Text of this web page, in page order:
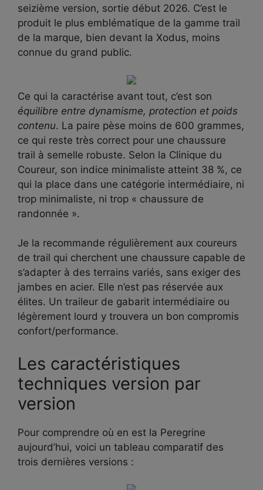
seizième version, sortie début 2026. C’est le
produit le plus emblématique de la gamme trail
de la marque, bien devant la Xodus, moins
connue du grand public.
Ce qui la caractérise avant tout, c’est son
équilibre entre dynamisme, protection et poids
contenu. La paire pèse moins de 600 grammes,
ce qui reste très correct pour une chaussure
trail à semelle robuste. Selon la Clinique du
Coureur, son indice minimaliste atteint 38 %, ce
qui la place dans une catégorie intermédiaire, ni
trop minimaliste, ni trop « chaussure de
randonnée ».
Je la recommande régulièrement aux coureurs
de trail qui cherchent une chaussure capable de
s’adapter à des terrains variés, sans exiger des
jambes en acier. Elle n’est pas réservée aux
élites. Un traileur de gabarit intermédiaire ou
légèrement lourd y trouvera un bon compromis
confort/performance.
Les caractéristiques
techniques version par
version
Pour comprendre où en est la Peregrine
aujourd’hui, voici un tableau comparatif des
trois dernières versions :